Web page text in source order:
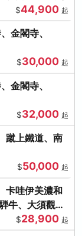
$44,900 起
金閣寺、
$30,000 起
金閣寺、
$32,000 起
蹴上鐵道、南
$50,000 起
卡哇伊美濃和
牛、大須觀音
$28,900 起